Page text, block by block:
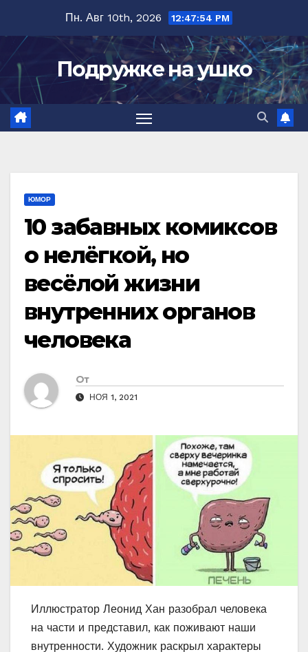
содержимому
Пн. Авг 10th, 2026 12:47:56 PM
Подружке на ушко
ЮМОР
10 забавных комиксов
о нелёгкой, но
весёлой жизни
внутренних органов
человека
От
НОЯ 1, 2021
Иллюстратор Леонид Хан разобрал человека
на части и представил, как поживают наши
внутренности. Художник раскрыл характеры